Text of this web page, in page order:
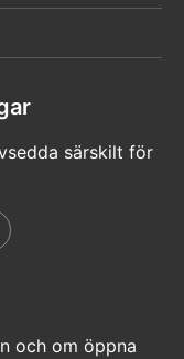
särskilt för
och om öppna